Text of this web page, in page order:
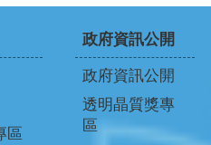
區
政府資訊公開
政府資訊公開
透明晶質獎專
區